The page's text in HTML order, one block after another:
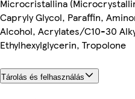
Microcristallina
Capryly Glycol, Paraffin,
Alcohol, Acrylates/C10-30
Ethylhexylglycerin, Tropolone
Tárolás és felhasználás